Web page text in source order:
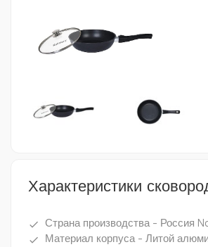
Характеристики
done Страна производства - Россия
done Материал корпуса - Литой